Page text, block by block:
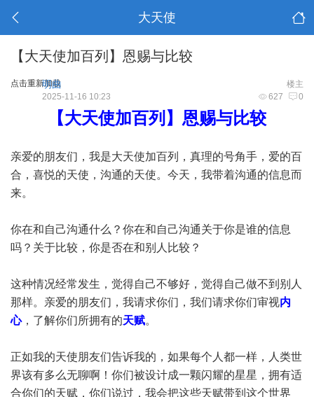
大天使
【大天使加百列】恩赐与比较
点击重新加载 楼主
明曲
627 0
2025-11-16 10:23
【大天使加百列】恩赐与比较
亲爱的朋友们，我是大天使加百列，真理的号角手，爱的百
合，喜悦的天使，沟通的天使。今天，我带着沟通的信息而
来。
你在和自己沟通什么？你在和自己沟通关于你是谁的信息
吗？关于比较，你是否在和别人比较？
这种情况经常发生，觉得自己不够好，觉得自己做不到别人
那样。亲爱的朋友们，我请求你们，我们请求你们审视内
心，了解你们所拥有的天赋。
正如我的天使朋友们告诉我的，如果每个人都一样，人类世
界该有多么无聊啊！你们被设计成一颗闪耀的星星，拥有适
合你们的天赋，你们说过，我会把这些天赋带到这个世界